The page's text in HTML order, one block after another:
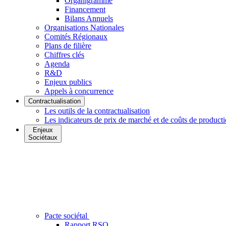
Financement
Bilans Annuels
Organisations Nationales
Comités Régionaux
Plans de filière
Chiffres clés
Agenda
R&D
Enjeux publics
Appels à concurrence
Contractualisation
Les outils de la contractualisation
Les indicateurs de prix de marché et de coûts de
Enjeux
Sociétaux
Pacte sociétal